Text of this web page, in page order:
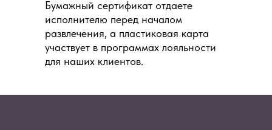
Бумажный сертификат отдаете
исполнителю перед началом
развлечения, а пластиковая карта
участвует в программах лояльности
для наших клиентов.